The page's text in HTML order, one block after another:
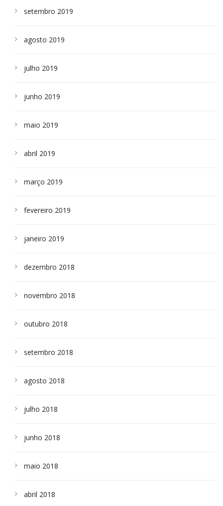
setembro 2019
agosto 2019
julho 2019
junho 2019
maio 2019
abril 2019
março 2019
fevereiro 2019
janeiro 2019
dezembro 2018
novembro 2018
outubro 2018
setembro 2018
agosto 2018
julho 2018
junho 2018
maio 2018
abril 2018